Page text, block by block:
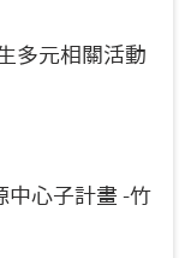
多元相關活動
中心子計畫 -竹